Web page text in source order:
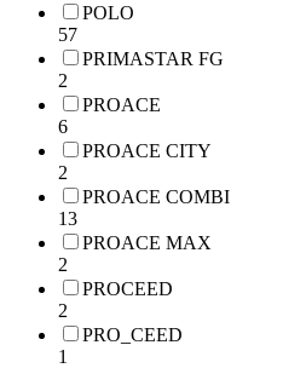
POLO
57
PRIMASTAR FG
2
PROACE
6
PROACE CITY
2
PROACE COMBI
13
PROACE MAX
2
PROCEED
2
PRO_CEED
1